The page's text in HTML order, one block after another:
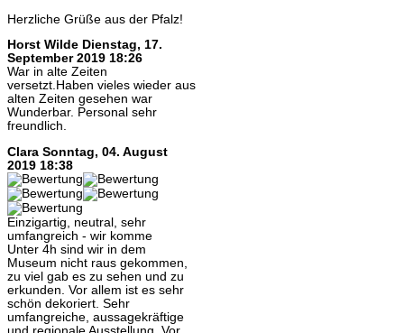
Herzliche Grüße aus der Pfalz!
Horst Wilde Dienstag, 17.
September 2019 18:26
War in alte Zeiten
versetzt.Haben vieles wieder aus
alten Zeiten gesehen war
Wunderbar. Personal sehr
freundlich.
Clara Sonntag, 04. August
2019 18:38
Einzigartig, neutral, sehr
umfangreich - wir komme
Unter 4h sind wir in dem
Museum nicht raus gekommen,
zu viel gab es zu sehen und zu
erkunden. Vor allem ist es sehr
schön dekoriert. Sehr
umfangreiche, aussagekräftige